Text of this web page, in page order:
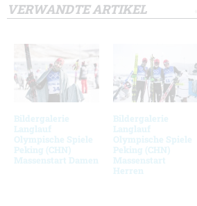
VERWANDTE ARTIKEL
Bildergalerie
Langlauf
Olympische Spiele
Peking (CHN)
Massenstart Damen
Bildergalerie
Langlauf
Olympische Spiele
Peking (CHN)
Massenstart
Herren